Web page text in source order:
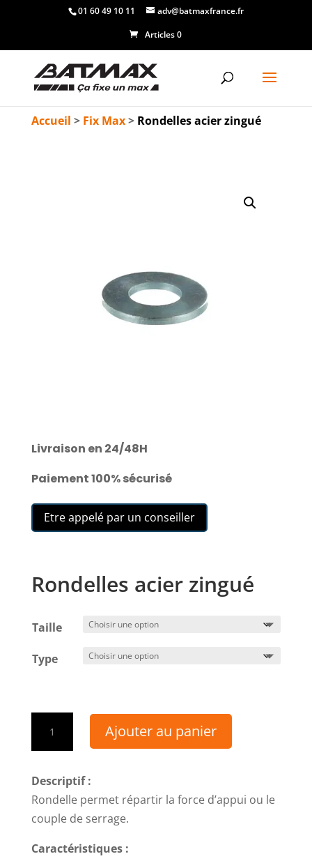
01 60 49 10 11
adv@batmaxfrance.fr
Articles 0
Accueil > Fix Max> Rondelles acier zingué
Livraison en 24/48H
Paiement 100% sécurisé
Etre appelé par un conseiller
Rondelles acier zingué
Taille
Type
acier
zingué
Ajouter au panier
Descriptif :
Rondelle permet répartir la force d’appui ou le
couple de serrage.
Caractéristiques :